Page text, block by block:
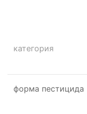
категория
форма пестицида